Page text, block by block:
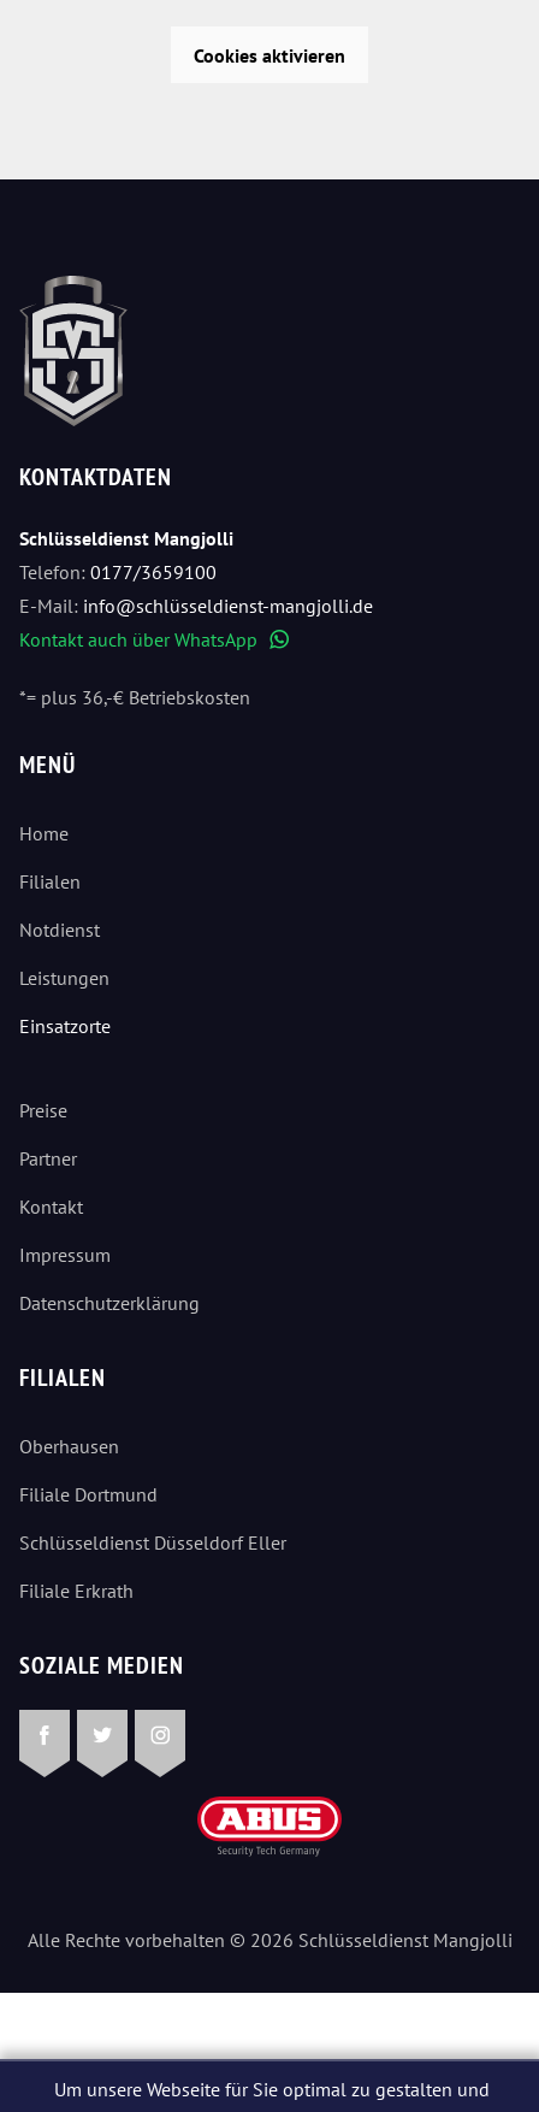
Cookies aktivieren
KONTAKTDATEN
Schlüsseldienst Mangjolli
Telefon: 0177/3659100
E-Mail: info@schlüsseldienst-mangjolli.de
Kontakt auch über WhatsApp
*= plus 36,-€ Betriebskosten
MENÜ
Home
Filialen
Notdienst
Leistungen
Einsatzorte
Preise
Partner
Kontakt
Impressum
Datenschutzerklärung
FILIALEN
Oberhausen
Filiale Dortmund
Schlüsseldienst Düsseldorf Eller
Filiale Erkrath
SOZIALE MEDIEN
FacebookTwitterInstagram
Alle Rechte vorbehalten © 2026 Schlüsseldienst Mangjolli
Um unsere Webseite für Sie optimal zu gestalten und